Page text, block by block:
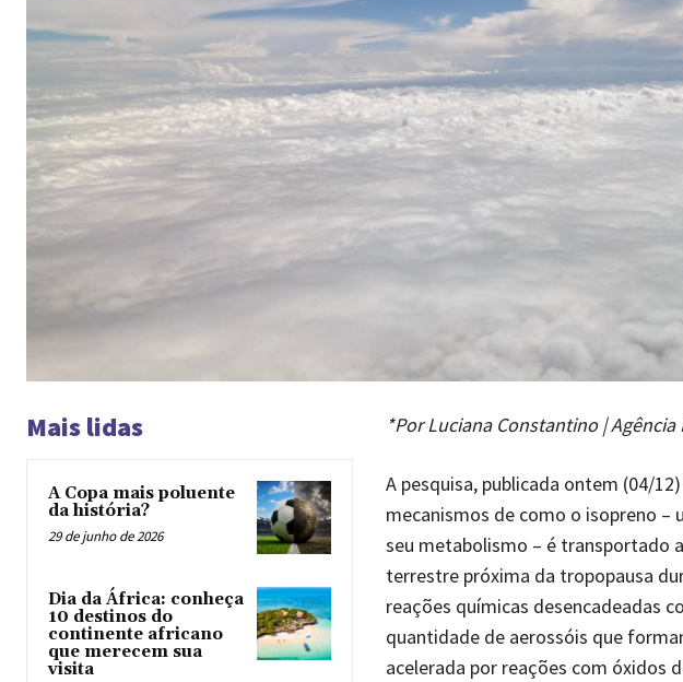
Mais lidas
A Copa mais poluente
da história?
29 de junho de 2026
Dia da África: conheça
10 destinos do
continente africano
que merecem sua
visita
*Por Luciana Constantino | Agência
A pesquisa, publicada ontem (04/
mecanismos de como o isopreno –
seu metabolismo – é transportado
terrestre próxima da tropopausa
reações químicas desencadeadas
quantidade de aerossóis que
acelerada por reações com óxidos